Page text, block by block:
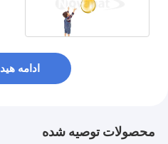
ادامه هید
محصولات توصیه شده